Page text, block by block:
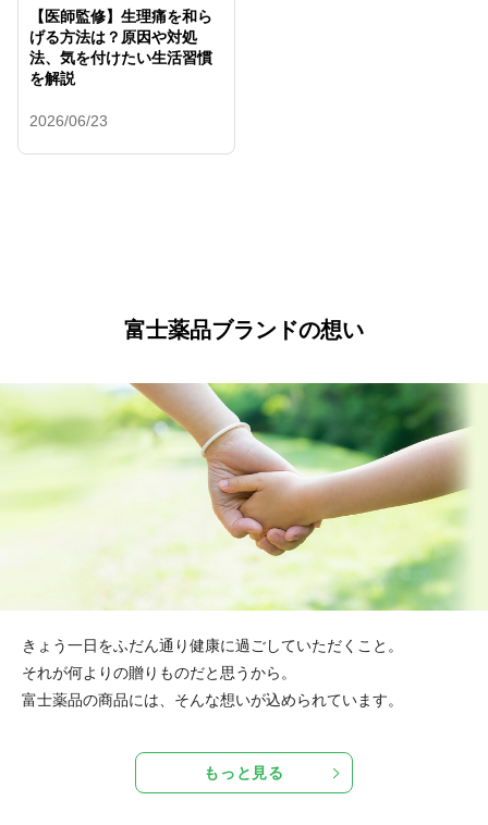
【医師監修】生理痛を和ら
げる方法は？原因や対処
法、気を付けたい生活習慣
を解説
2026/06/23
富士薬品ブランドの想い
きょう一日をふだん通り健康に過ごしていただくこと。
それが何よりの贈りものだと思うから。
富士薬品の商品には、そんな想いが込められています。
もっと見る